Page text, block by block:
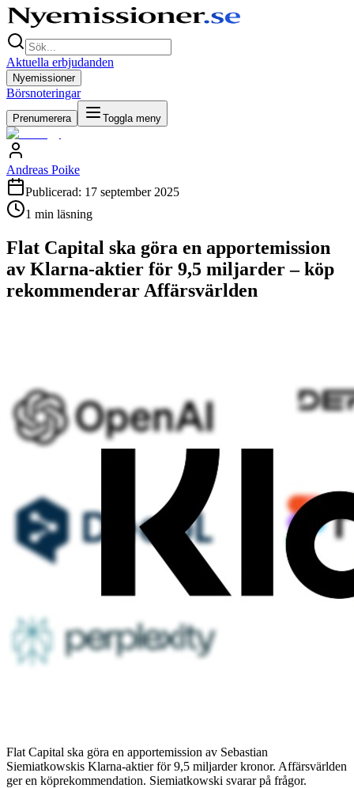
Aktuella erbjudanden
Nyemissioner
Börsnoteringar
Prenumerera Toggla meny
Andreas Poike
Publicerad: 17 september 2025
1 min läsning
Flat Capital ska göra en apportemission
av Klarna-aktier för 9,5 miljarder – köp
rekommenderar Affärsvärlden
Flat Capital ska göra en apportemission av Sebastian
Siemiatkowskis Klarna-aktier för 9,5 miljarder kronor. Affärsvärlden
ger en köprekommendation. Siemiatkowski svarar på frågor.